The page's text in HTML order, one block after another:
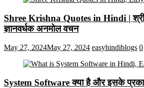
Shree Krishna Quotes in Hindi | श्री
ज्ञानवर्धक अनमोल वचन
May 27, 2024May 27, 2024 easyhindiblogs 0
System Software क्या है और इसके